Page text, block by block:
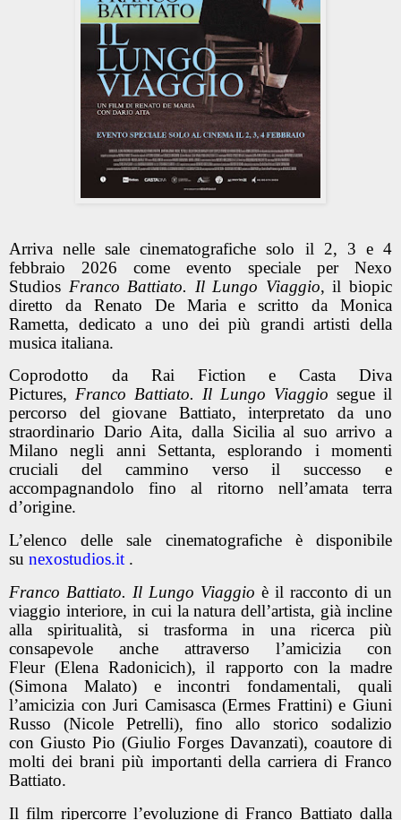
Arriva nelle sale cinematografiche solo il 2, 3 e 4
febbraio 2026 come evento speciale per Nexo
Studios Franco Battiato. Il Lungo Viaggio, il biopic
diretto da Renato De Maria e scritto da Monica
Rametta, dedicato a uno dei più grandi artisti della
musica italiana.
Coprodotto da Rai Fiction e Casta Diva
Pictures, Franco Battiato. Il Lungo Viaggio segue il
percorso del giovane Battiato, interpretato da uno
straordinario Dario Aita, dalla Sicilia al suo arrivo a
Milano negli anni Settanta, esplorando i momenti
cruciali del cammino verso il successo e
accompagnandolo fino al ritorno nell’amata terra
d’origine.
L’elenco delle sale cinematografiche è disponibile
su nexostudios.it .
Franco Battiato. Il Lungo Viaggio è il racconto di un
viaggio interiore, in cui la natura dell’artista, già incline
alla spiritualità, si trasforma in una ricerca più
consapevole anche attraverso l’amicizia con
Fleur (Elena Radonicich), il rapporto con la madre
(Simona Malato) e incontri fondamentali, quali
l’amicizia con Juri Camisasca (Ermes Frattini) e Giuni
Russo (Nicole Petrelli), fino allo storico sodalizio
con Giusto Pio (Giulio Forges Davanzati), coautore di
molti dei brani più importanti della carriera di Franco
Battiato.
Il film ripercorre l’evoluzione di Franco Battiato dalla